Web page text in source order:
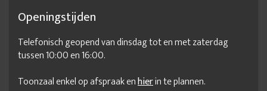
Twijfelaar bed 120x200 met opbergruimte
Twijfelaar bed 140x200
Twijfelaar bed 140x200 met opbergruimte
Twijfelaar bed afmetingen
Twijfelaar bed compleet 120x200
Openingstijden
Telefonisch geopend van dinsdag tot en met zaterdag
tussen 10:00 en 16:00.
Toonzaal enkel op afspraak enhierin te plannen.